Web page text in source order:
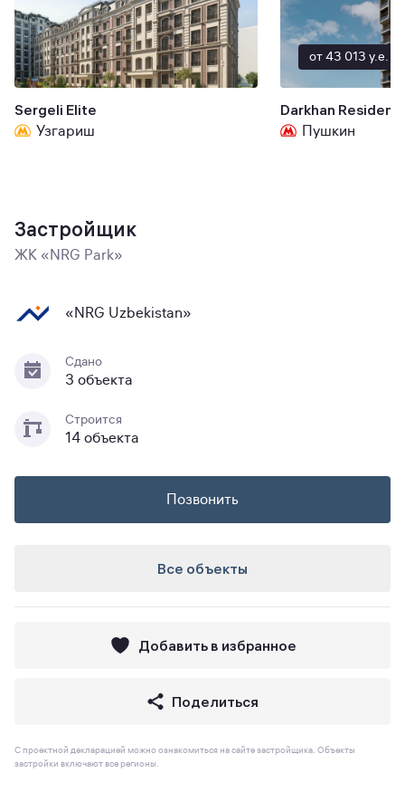
Sergeli Elite
Узгариш
от 43 013 y.e.
Darkhan
Пушкин
Застройщик
ЖК «NRG Park»
«NRG Uzbekistan»
Сдано
3 объекта
Строится
14 объекта
Позвонить
Все объекты
Добавить в избранное
Поделиться
С проектной декларацией можно ознакомиться на сайте застройщика. Объекты
застройки включают все регионы.